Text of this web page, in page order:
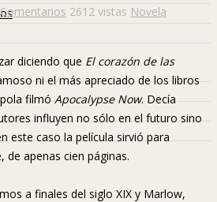
2612 vistas Novela
diciendo que El corazón de las
ni el más apreciado de los libros
filmó Apocalypse Now. Decía
influyen no sólo en el futuro sino
este caso la película sirvió para
apenas cien páginas.
a finales del siglo XIX y Marlow,